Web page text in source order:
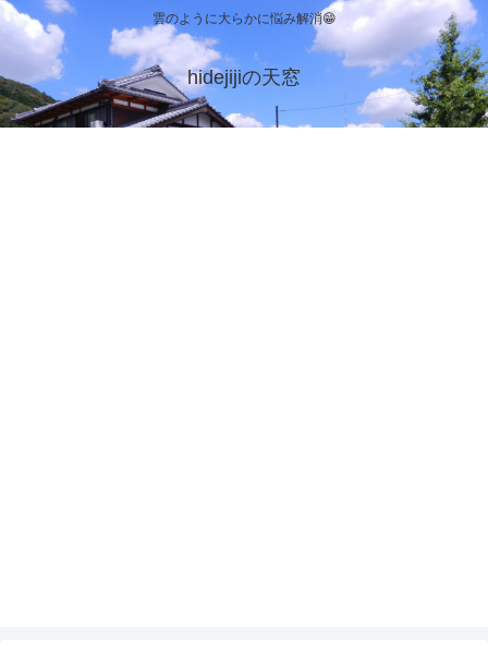
雲のように大らかに悩み解消😁
hidejijiの天窓